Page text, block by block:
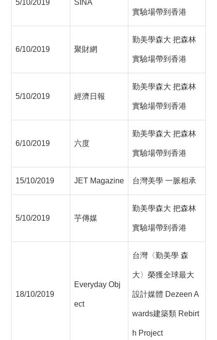
5/10/2019 SINA
實驗場帶到香港
6/10/2019 聚財網
勤美學森大 把森林
實驗場帶到香港
5/10/2019 經濟日報
勤美學森大 把森林
實驗場帶到香港
6/10/2019 六度
勤美學森大 把森林
實驗場帶到香港
15/10/2019 JET Magazine 台灣美學 一脈相承
5/10/2019 芋傳媒
勤美學森大 把森林
實驗場帶到香港
18/10/2019
Everyday Obj
ect
台灣〈勤美學 森
大〉榮獲全球最大
設計媒體 Dezeen A
wards建築類 Rebirt
h Project